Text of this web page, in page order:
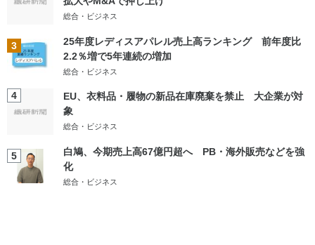
総合・ビジネス
3
25年度レディスアパレル売上高ランキング 前年度比
2.2％増で5年連続の増加
総合・ビジネス
4
EU、衣料品・履物の新品在庫廃棄を禁止 大企業が対
象
総合・ビジネス
5
白鳩、今期売上高67億円超へ PB・海外販売などを強
化
総合・ビジネス